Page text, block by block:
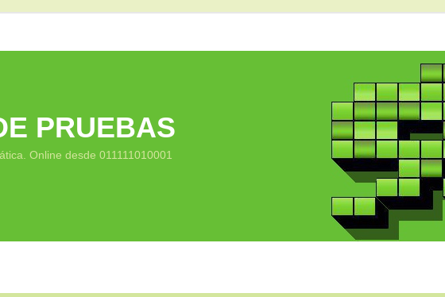
PRUEBAS
Online desde 011111010001